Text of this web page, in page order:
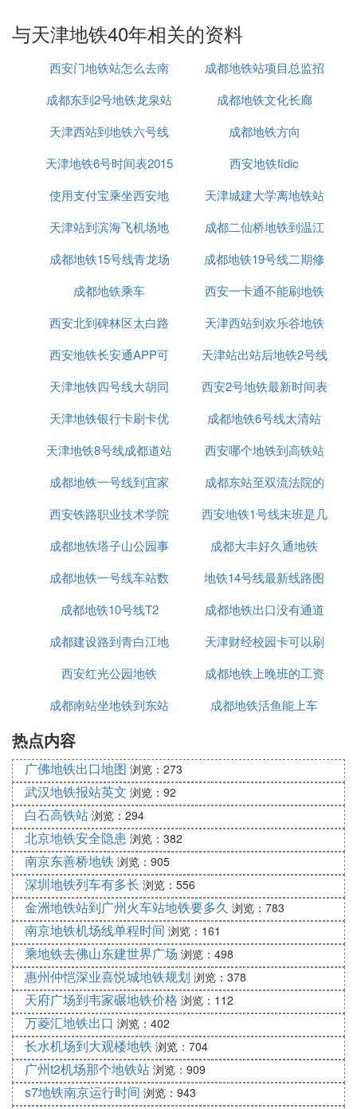
的建设及运营。 2001年5月18日，天津地铁9号线暨
津滨轻轨一期工程开始建设。 2002年1月30日，津滨
轻轨工程面向全国招标 2002年1月至6月，天津地铁9
号线完成机车车辆的招标、谈判和合同签订工作。 2
诚公司的联合体，签订服务协议 2002年年底，天津
地铁9号线的机车车辆投入生产。 2002年11月，天津
铁9号线第一列车下线。 2003年3月，天津地铁9号线
暨津滨轻轨工程开始铺轨。 2003年4月16日，胡家园
车厂主体封顶。 2003年6月，天津地铁9号线桥梁工
程贯通。 2003年6月，天津地铁9号线暨津滨轻轨二
道提前实现双向轨道贯通。 2003年8月31日，天津地
铁9号线首座车站建成。 2003年9月15日，天津地铁
津滨轻轨实现“三通”：车通、轨通、电通。 2003年9
月，天津地铁9号线暨津滨轻轨首列列车冠名权竞拍
成功。 2003年9月30日，经过两年多的建设，天津市
津滨轻轨建成开通。 2003年11月21日，天津地铁9
日，中山门与轻轨并行的富民路双线直跑式立交桥竣
工通车。 2003年11月28日，天津地铁9号线暨津滨
号线暨津滨轻轨票价听证会。 2004年3月1日，确定
通达中山门站24条公交线名单。 2004年3月14日，
正式公布天津地铁9号线暨津滨轻轨票价。 2004年3
月28日，天津地铁9号线暨津滨轻轨开放试运营，期
元两种不同票价，轻轨从市区中山门站至开发区东海
路站早晚6点半双向对开，每间隔15分钟发车一次。
开放8个车站，对市民开放的8个轻轨车站依次为：中
山门、东丽开发区、钢管公司、洋货市场、洞庭路、
东海路等共6座车站，胡家园站作为滨海快速员工通
勤车站，只供内部使用，会展中心站只供泰达足球场
或会展中心举办活动时开放使用。 2004年4月1日，
天津地铁9号线暨津滨轻轨正式开通运营。 2004年5
月，天津地铁9号线津滨轻轨西段计划开工 2004年5
月25日，一号桥站开通。 2004年9月13日，天津地
铁9号线暨津滨轻轨运营时间延长为自早6时30分至晚
19时。 2004年9月30日，天津地铁9号线暨津滨轻轨
建成通车一周年之际推出六项新举措，延长运营时
间、缩短发车间隔、配合大型活动临时延长时间、开
放新车站、购买月票优惠。 2004年10月18日，市民
广场站开通。 2005年3月27日，会展中心站开通。 2
005年4月28日，二号桥站开通，一号桥站关闭。启
用自动售票检票系统，延长运营时间为自早6时30分
至晚20时。原洋货市场站更名为塘沽站，原洞庭路站
更名为泰达站。 2006年3月1日，为了更好的满足广
大乘客日益增长的乘车需求，一号桥站重新开通，新
立镇站、小东庄站、军粮城站、胡家园站开通。至
此，一期工程东段所有14座车站均全部开放，投入运
营。 2006年3月28日11时，天津地铁9号线暨津滨轻
与天津地铁40年相关的资料
西安门地铁站怎么去南
京眼
成都地铁站项目总监招
聘
成都东到2号地铁龙泉站
成都地铁文化长廊
天津西站到地铁六号线
成都地铁方向
天津地铁6号时间表2015
西安地铁fidic
使用支付宝乘坐西安地
铁有优惠吗
天津城建大学离地铁站
天津站到滨海飞机场地
铁
成都二仙桥地铁到温江
怎么走
成都地铁15号线青龙场
成都地铁19号线二期修
好了吗
成都地铁乘车
西安一卡通不能刷地铁
西安北到碑林区太白路
西北大学地铁
天津西站到欢乐谷地铁
怎么坐车
西安地铁长安通APP可
以刷公交车吗
天津站出站后地铁2号线
天津地铁四号线大胡同
有站吗
西安2号地铁最新时间表
天津地铁银行卡刷卡优
惠吗
成都地铁6号线太清站
天津地铁8号线成都道站
位置
西安哪个地铁到高铁站
成都地铁一号线到宜家
成都东站至双流法院的
地铁站
西安铁路职业技术学院
西安地铁正式
西安地铁1号线末班是几
点
成都地铁塔子山公园事
件
成都大丰好久通地铁
成都地铁一号线车站数
地铁14号线最新线路图
西安
成都地铁10号线T2
成都地铁出口没有通道
功能
成都建设路到青白江地
铁
天津财经校园卡可以刷
地铁吗
西安红光公园地铁
成都地铁上晚班的工资
高吗
成都南站坐地铁到东站
成都地铁活鱼能上车
热点内容
广佛地铁出口地图 浏览：273
武汉地铁报站英文 浏览：92
白石高铁站 浏览：294
北京地铁安全隐患 浏览：382
南京东善桥地铁 浏览：905
深圳地铁列车有多长 浏览：556
金洲地铁站到广州火车站地铁要多久 浏览：783
南京地铁机场线单程时间 浏览：161
乘地铁去佛山东建世界广场 浏览：498
惠州仲恺深业喜悦城地铁规划 浏览：378
天府广场到韦家碾地铁价格 浏览：112
万菱汇地铁出口 浏览：402
长水机场到大观楼地铁 浏览：704
广州t2机场那个地铁站 浏览：909
s7地铁南京运行时间 浏览：943